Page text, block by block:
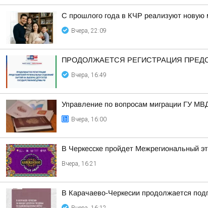
С прошлого года в КЧР реализуют новую
Вчера, 22:09
ПРОДОЛЖАЕТСЯ РЕГИСТРАЦИЯ
Вчера, 16:49
Управление по вопросам миграции ГУ
Вчера, 16:00
В Черкесске пройдет Межрегиональный
Вчера, 16:21
В Карачаево-Черкесии продолжается